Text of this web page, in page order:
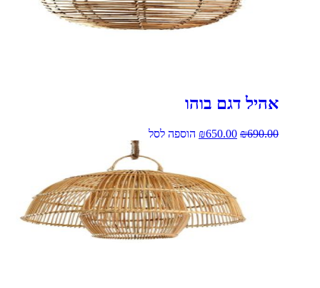
אהיל דגם בוהו
₪690.00
₪650.00 הוספה לסל